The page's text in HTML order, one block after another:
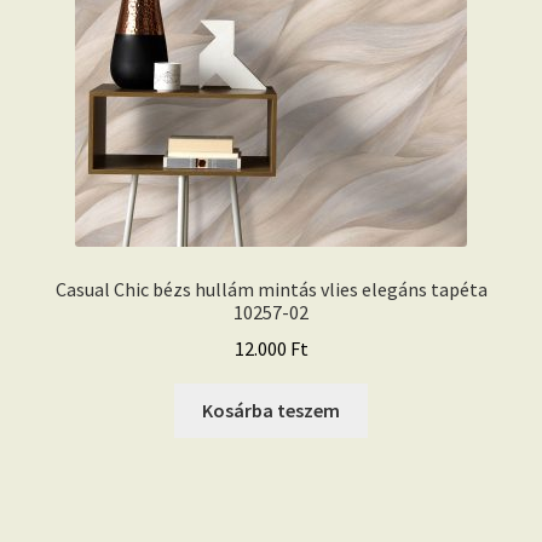
Casual Chic bézs hullám mintás vlies elegáns tapéta
10257-02
12.000 Ft
Kosárba teszem